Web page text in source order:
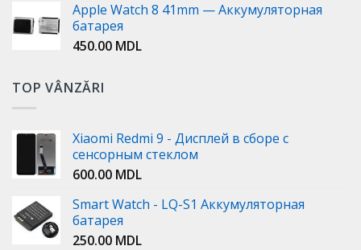
Apple Watch 8 41mm — Аккумуляторная
батарея
450.00 MDL
TOP VÂNZĂRI
Xiaomi Redmi 9 - Дисплей в сборе с
сенсорным стеклом
600.00 MDL
Smart Watch - LQ-S1 Аккумуляторная
батарея
250.00 MDL